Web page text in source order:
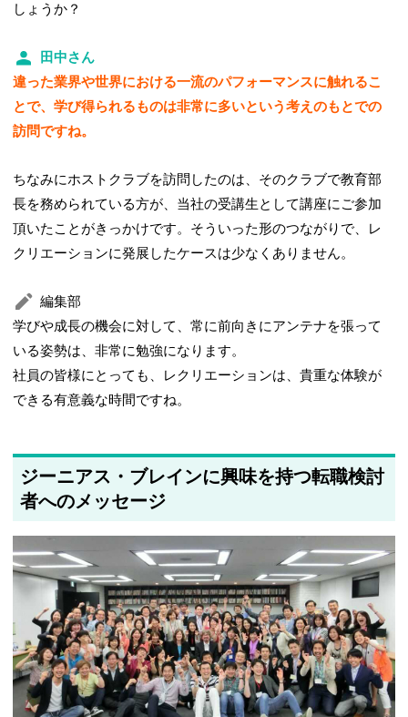
しょうか？
田中さん
違った業界や世界における一流のパフォーマンスに触れるこ
とで、学び得られるものは非常に多いという考えのもとでの
訪問ですね。
ちなみにホストクラブを訪問したのは、そのクラブで教育部
長を務められている方が、当社の受講生として講座にご参加
頂いたことがきっかけです。そういった形のつながりで、レ
クリエーションに発展したケースは少なくありません。
編集部
学びや成長の機会に対して、常に前向きにアンテナを張って
いる姿勢は、非常に勉強になります。
社員の皆様にとっても、レクリエーションは、貴重な体験が
できる有意義な時間ですね。
ジーニアス・ブレインに興味を持つ転職検討
者へのメッセージ